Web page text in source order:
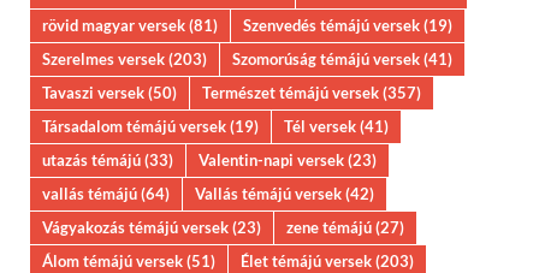
rövid magyar versek(81) Szenvedés témájú versek(19)
Szerelmes versek(203) Szomorúság témájú versek(41)
Tavaszi versek(50) Természet témájú versek(357)
Társadalom témájú versek(19) Tél versek(41)
utazás témájú(33) Valentin-napi versek(23)
vallás témájú(64) Vallás témájú versek(42)
Vágyakozás témájú versek(23) zene témájú(27)
Álom témájú versek(51) Élet témájú versek(203)